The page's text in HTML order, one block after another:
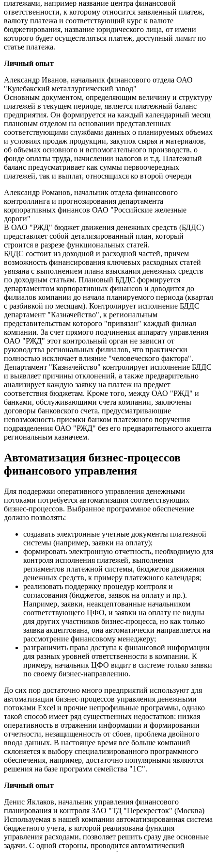
платежами, например название центра финансовой
ответственности, к которому относится заявленный платеж,
валюту платежа и соответствующий курс к валюте
бюджетирования, название юридического лица, от имени
которого будет осуществляться платеж, доступный лимит по
статье платежа.
Личный опыт
Александр Иванов, начальник финансового отдела ОАО
"Кулебакский металлургический завод"
Основным документом, определяющим величину и структуру
платежей в текущем периоде, является платежный баланс
предприятия. Он формируется на каждый календарный месяц
плановым отделом на основании представленных
соответствующими службами данных о планируемых объемах
и условиях продаж продукции, закупок сырья и материалов,
об объемах основного и вспомогательного производств, о
фонде оплаты труда, начислении налогов и т.д. Платежный
баланс предусматривает как суммы первоочередных
платежей, так и выплат, относящихся ко второй очереди
Александр Романов, начальник отдела финансового
контроллинга и прогнозирования департамента
корпоративных финансов ОАО "Российские железные
дороги"
В ОАО "РЖД" бюджет движения денежных средств (БДДС)
представляет собой детализированный план, который
строится в разрезе функциональных статей.
БДДС состоит из доходной и расходной частей, причем
возможность финансирования ключевых расходных статей
увязана с выполнением плана взыскания денежных средств
по доходным статьям. Плановый БДДС формируется
департаментом корпоративных финансов и доводится до
филиалов компании до начала планируемого периода (квартал
с разбивкой по месяцам). Контролирует исполнение БДДС
департамент "Казначейство", к региональным
представительствам которого "привязан" каждый филиал
компании. За счет прямого подчинения аппарату управления
ОАО "РЖД" этот контрольный орган не зависит от
руководства региональных филиалов, что практически
полностью исключает влияние "человеческого фактора".
Департамент "Казначейство" контролирует исполнение БДДС
и выявляет причины отклонений, а также предварительно
анализирует каждую заявку на платеж на предмет
соответствия бюджетам. Кроме того, между ОАО "РЖД" и
банками, обслуживающими счета компании, заключены
договоры банковского счета, предусматривающие
невозможность приемки банком платежного поручения
подразделения ОАО "РЖД" без его предварительного акцепта
региональным казначеем.
Автоматизация бизнес-процессов
финансового управления
Для поддержки оперативного управления денежными
потоками потребуется автоматизация соответствующих
бизнес-процессов. Выбранное программное обеспечение
должно позволять:
создавать электронные учетные документы платежной
системы (например, заявки на оплату);
формировать электронную отчетность, необходимую для
контроля исполнения платежей, выполнения
регламентов платежной системы, бюджетов движения
денежных средств, к примеру платежного календаря;
реализовать поддержку процедур контроля и
согласования (бюджетов, заявок на оплату и пр.).
Например, заявки, неакцептованные начальником
соответствующего ЦФО, и заявки на оплату не видны
для других участников бизнес-процесса, но как только
заявка акцептована, она автоматически направляется на
рассмотрение финансовому менеджеру;
разграничить права доступа к финансовой информации
для разных уровней ответственности в компании. К
примеру, начальник ЦФО видит в системе только заявки
по своему бизнес-направлению.
До сих пор достаточно много предприятий используют для
автоматизации бизнес-процессов управления денежными
потоками Excel и прочие непрофильные программы, однако
такой способ имеет ряд существенных недостатков: низкая
оперативность в отражении информации и формировании
отчетности, незащищенность от сбоев, проблема двойного
ввода данных. В настоящее время все больше компаний
склоняется к выбору специализированного программного
обеспечения, например, достаточно популярными являются
решения на базе программ семейства "1С".
Личный опыт
Денис Яклаков, начальник управления финансового
планирования и контроля ЗАО "ТД "Перекресток" (Москва)
Используемая в нашей компании автоматизированная система
бюджетного учета, в которой реализована функция
управления расходами, позволяет решить сразу две основные
задачи. С одной стороны, проводится автоматический